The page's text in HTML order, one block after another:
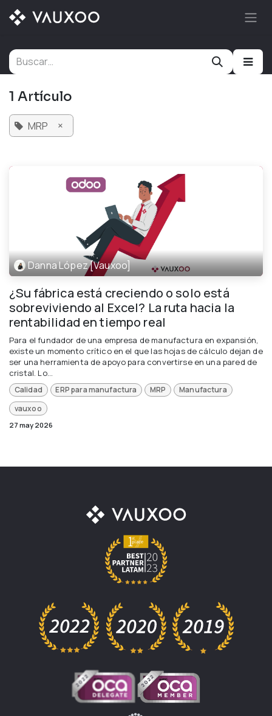
Ir al contenido
1 Artículo
MRP ×
Danna López [Vauxoo]
¿Su fábrica está creciendo o solo está
sobreviviendo al Excel? La ruta hacia la
rentabilidad en tiempo real
Para el fundador de una empresa de manufactura en expansión,
existe un momento crítico en el que las hojas de cálculo dejan de
ser una herramienta de apoyo para convertirse en una pared de
cristal. Lo...
Calidad ERP para manufactura MRP
Manufactura
vauxoo
27 may 2026